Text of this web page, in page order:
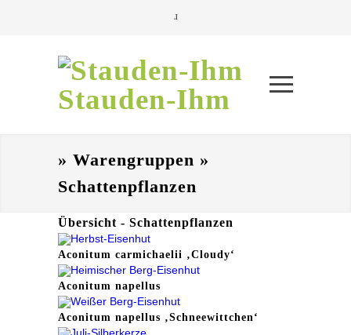
Stauden-Ihm
» Warengruppen »
Schattenpflanzen
Übersicht - Schattenpflanzen
Aconitum carmichaelii ‚Cloudy‘
Aconitum napellus
Aconitum napellus ‚Schneewittchen‘